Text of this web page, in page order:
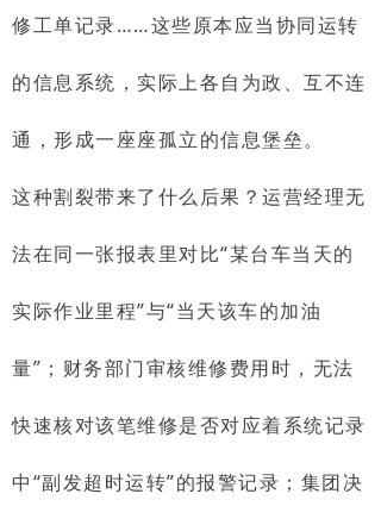
修工单记录……这些原本应当协同运转
的信息系统，实际上各自为政、互不连
通，形成一座座孤立的信息堡垒。
这种割裂带来了什么后果？运营经理无
法在同一张报表里对比“某台车当天的
实际作业里程”与“当天该车的加油
量”；财务部门审核维修费用时，无法
快速核对该笔维修是否对应着系统记录
中“副发超时运转”的报警记录；集团决